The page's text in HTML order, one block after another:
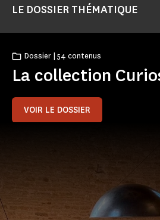
LE DOSSIER THÉMATIQUE
La collection
Dossier | 54 contenus
VOIR LE DOSSIER